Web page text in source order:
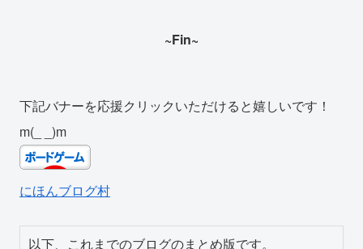
~Fin~
下記バナーを応援クリックいただけると嬉しいです！
m(_ _)m
にほんブログ村